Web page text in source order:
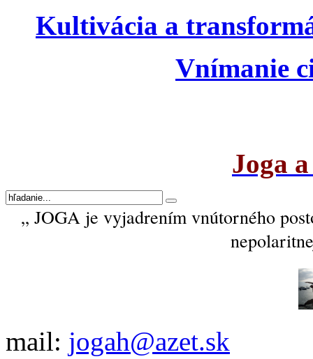
Kultivácia a
Vnímanie
Joga
„ JOGA je vyjadrením vnútorného
mail: jogah@azet.sk